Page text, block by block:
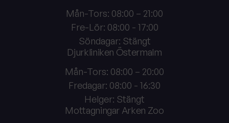
Mån-Tors: 08:00 – 21:00
Fre-Lör: 08:00 - 17:00
Söndagar: Stängt
Djurkliniken Östermalm
Mån-Tors: 08:00 – 20:00
Fredagar: 08:00 - 16:30
Helger: Stängt
Mottagningar Arken Zoo